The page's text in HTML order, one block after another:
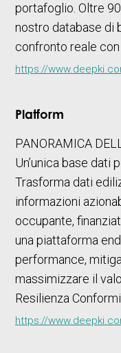
portafoglio. Oltre
nostro database di
confronto reale con
https://
Platform
PANORAMICA
Un’unica base dati
Trasforma dati
informazioni
occupante,
una piattaforma
performance,
massimizzare il
Resilienza
https://